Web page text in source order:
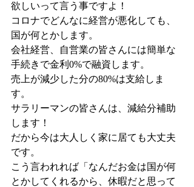
欲しいって言う事ですよ！
コロナでどんなに経営が悪化しても、
国が何とかします。
会社経営、自営業の皆さんには簡単な
手続きで金利0%で融資します。
売上が減少した分の80%は支給しま
す。
サラリーマンの皆さんは、減給分補助
します！
だから今は大人しく家に居ても大丈夫
です。
こう言われれば「なんだお金は国が何
とかしてくれるから、休暇だと思って